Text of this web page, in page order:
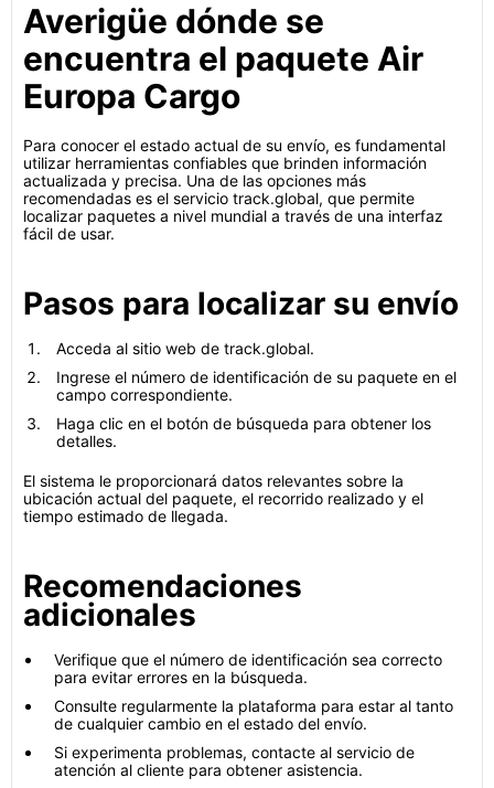
Averigüe dónde se
encuentra el paquete Air
Europa Cargo
Para conocer el estado actual de su envío, es fundamental
utilizar herramientas confiables que brinden información
actualizada y precisa. Una de las opciones más
recomendadas es el servicio track.global, que permite
localizar paquetes a nivel mundial a través de una interfaz
fácil de usar.
Pasos para localizar su envío
Acceda al sitio web de track.global.
Ingrese el número de identificación de su paquete en el
campo correspondiente.
Haga clic en el botón de búsqueda para obtener los
detalles.
El sistema le proporcionará datos relevantes sobre la
ubicación actual del paquete, el recorrido realizado y el
tiempo estimado de llegada.
Recomendaciones
adicionales
Verifique que el número de identificación sea correcto
para evitar errores en la búsqueda.
Consulte regularmente la plataforma para estar al tanto
de cualquier cambio en el estado del envío.
Si experimenta problemas, contacte al servicio de
atención al cliente para obtener asistencia.